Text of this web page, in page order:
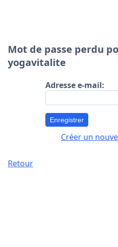
Mot de passe perdu
yogavitalite
Adresse e-mail:
Enregistrer
Créer un
Retour